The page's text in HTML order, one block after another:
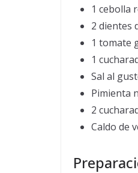
1 cebolla
2 dientes
1 tomate
1
Sal al
Pimienta
2
Caldo de